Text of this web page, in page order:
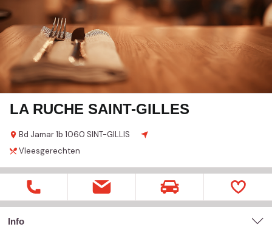
LA RUCHE SAINT-GILLES
Bd Jamar1b 1060 SINT-GILLIS
Vleesgerechten
Info